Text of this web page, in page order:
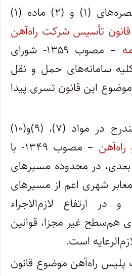
و (۲) ماده (۱)
قانون تأسیس شرکت راه‌آهن
– مصوب ۱۳۵۹- شورای
سامانه‌های حمل و نقل
این قانون تسری پیدا
در مواد (۷)، (۹)و(۱۰)
راه‌آهن
– مصوب ۱۳۴۹- با
بعدی، در محدوده مسیرهای
شهری اعم از مسیرهای
در ارتفاع لازم‌الاجراء
هم‌سطح غیر مجزا، قوانین
است.
پلیس راه‌آهن موضوع قانون